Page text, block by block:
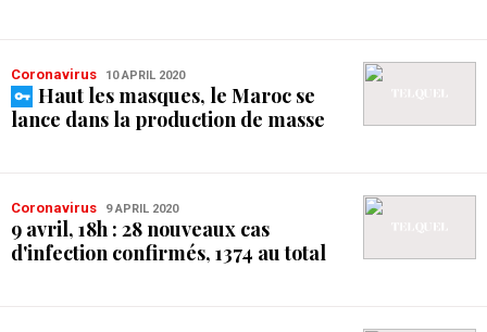
Coronavirus 10 APRIL 2020
Haut les masques, le Maroc se
lance dans la production de masse
Coronavirus 9 APRIL 2020
9 avril, 18h : 28 nouveaux cas
d'infection confirmés, 1374 au total